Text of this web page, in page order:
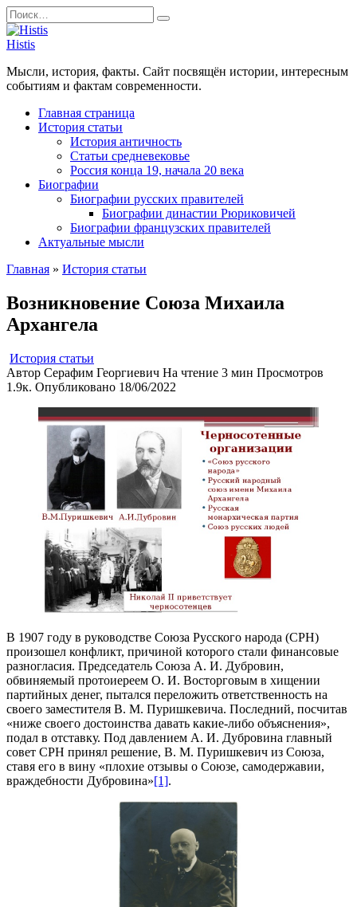
Перейти
к
содержанию
Search
for:
Histis
Мысли, история, факты. Сайт посвящён истории, интересным
событиям и фактам современности.
Главная страница
История статьи
История античность
Статьи средневековье
Россия конца 19, начала 20 века
Биографии
Биографии русских правителей
Биографии династии Рюриковичей
Биографии французских правителей
Актуальные мысли
Главная » История статьи
Возникновение Союза Михаила
Архангела
История статьи
Автор Серафим Георгиевич На чтение 3 мин Просмотров
1.9к. Опубликовано 18/06/2022
В 1907 году в руководстве Союза Русского народа (СРН)
произошел конфликт, причиной которого стали финансовые
разногласия. Председатель Союза А. И. Дубровин,
обвиняемый протоиереем О. И. Восторговым в хищении
партийных денег, пытался переложить ответственность на
своего заместителя В. М. Пуришкевича. Последний, посчитав
«ниже своего достоинства давать какие-либо объяснения»,
подал в отставку. Под давлением А. И. Дубровина главный
совет СРН принял решение, В. М. Пуришкевич из Союза,
ставя его в вину «плохие отзывы о Союзе, самодержавии,
враждебности Дубровина»[1].